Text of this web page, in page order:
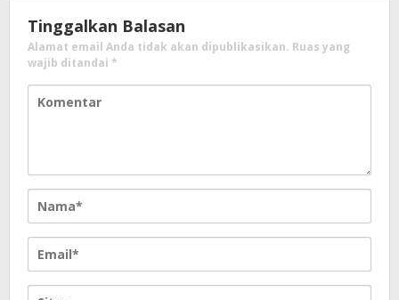
Tinggalkan Balasan
Alamat email Anda tidak akan dipublikasikan. Ruas yang
wajib ditandai *